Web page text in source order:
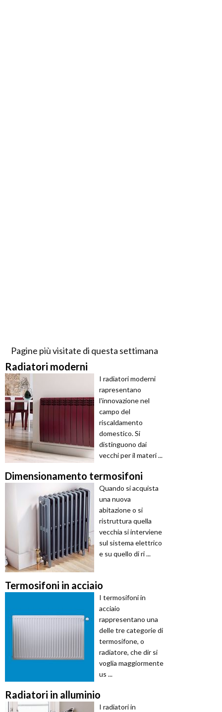
Pagine più visitate di questa settimana
Radiatori moderni
I radiatori moderni
rapresentano
l'innovazione nel
campo del
riscaldamento
domestico. Si
distinguono dai
vecchi per il materi ...
Dimensionamento termosifoni
Quando si acquista
una nuova
abitazione o si
ristruttura quella
vecchia si interviene
sul sistema elettrico
e su quello di ri ...
Termosifoni in acciaio
I termosifoni in
acciaio
rappresentano una
delle tre categorie di
termosifone, o
radiatore, che dir si
voglia maggiormente
us ...
Radiatori in alluminio
I radiatori in